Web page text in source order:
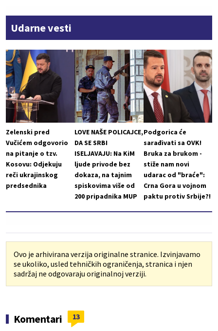
Udarne vesti
Zelenski pred
Vučićem odgovorio
na pitanje o tzv.
Kosovu: Odjekuju
reči ukrajinskog
predsednika
LOVE NAŠE POLICAJCE,
DA SE SRBI
ISELJAVAJU: Na KiM
ljude privode bez
dokaza, na tajnim
spiskovima više od
200 pripadnika MUP
Podgorica će
sarađivati sa OVK!
Bruka za brukom -
stiže nam novi
udarac od "braće":
Crna Gora u vojnom
paktu protiv Srbije?!
Ovo je arhivirana verzija originalne stranice. Izvinjavamo
se ukoliko, usled tehničkih ograničenja, stranica i njen
sadržaj ne odgovaraju originalnoj verziji.
Komentari 13